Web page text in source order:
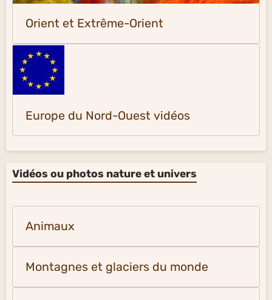
Orient et Extrême-Orient
Europe du Nord-Ouest vidéos
Vidéos ou photos nature et univers
Animaux
Montagnes et glaciers du monde